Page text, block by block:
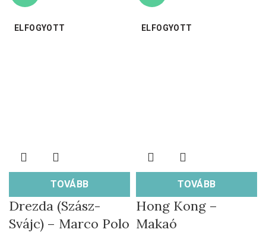
ELFOGYOTT
TOVÁBB
Drezda (Szász-
Svájc) – Marco Polo
ELFOGYOTT
TOVÁBB
Hong Kong –
Makaó